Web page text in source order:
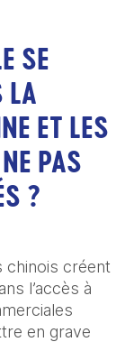
SE
LA
ET LES
PAS
?
chinois créent
l’accès à
en grave